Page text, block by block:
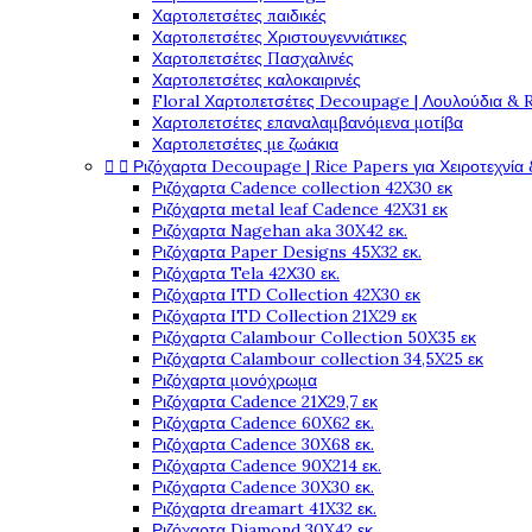
Χαρτοπετσέτες παιδικές
Χαρτοπετσέτες Χριστουγεννιάτικες
Χαρτοπετσέτες Πασχαλινές
Χαρτοπετσέτες καλοκαιρινές
Floral Χαρτοπετσέτες Decoupage | Λουλούδια &
Χαρτοπετσέτες επαναλαμβανόμενα μοτίβα
Χαρτοπετσέτες με ζωάκια
  Ριζόχαρτα Decoupage | Rice Papers για Χειροτεχνία
Ριζόχαρτα Cadence collection 42X30 εκ
Ριζόχαρτα metal leaf Cadence 42X31 εκ
Ριζόχαρτα Nagehan aka 30X42 εκ.
Ριζόχαρτα Paper Designs 45X32 εκ.
Ριζόχαρτα Tela 42Χ30 εκ.
Ριζόχαρτα ITD Collection 42X30 εκ
Ριζόχαρτα ITD Collection 21X29 εκ
Ριζόχαρτα Calambour Collection 50X35 εκ
Ριζόχαρτα Calambour collection 34,5X25 εκ
Ριζόχαρτα μονόχρωμα
Ριζόχαρτα Cadence 21Χ29,7 εκ
Ριζόχαρτα Cadence 60X62 εκ.
Ριζόχαρτα Cadence 30X68 εκ.
Ριζόχαρτα Cadence 90X214 εκ.
Ριζόχαρτα Cadence 30X30 εκ.
Ριζόχαρτα dreamart 41X32 εκ.